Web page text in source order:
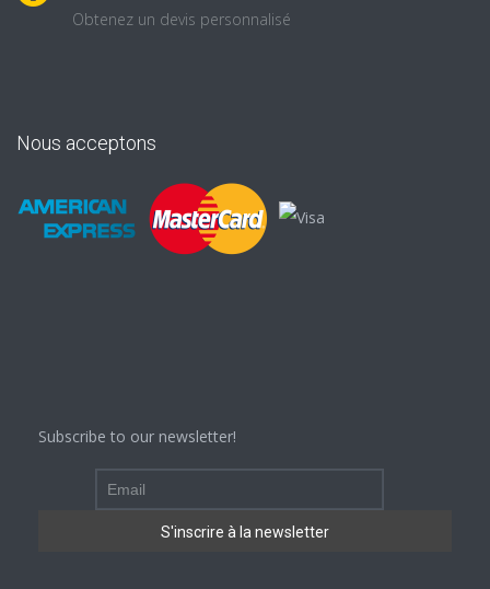
Obtenez un devis personnalisé
Nous acceptons
Subscribe to our newsletter!